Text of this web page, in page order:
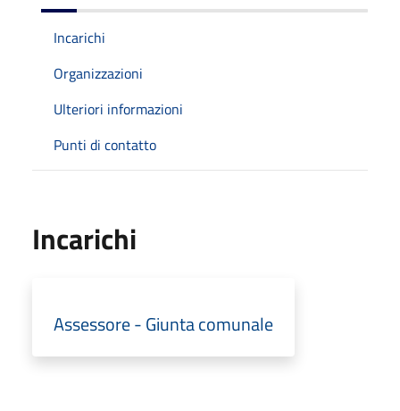
Incarichi
Organizzazioni
Ulteriori informazioni
Punti di contatto
Incarichi
Assessore - Giunta comunale